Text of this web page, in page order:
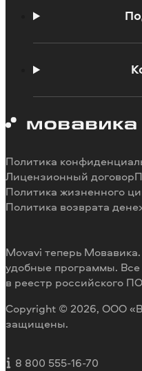
Программы для
Инструкции
Системные
Способы оплаты
Возврат средств
Работа в Мовавике
Отзывы
Разработка
Movavi теперь
удобные программы.
в реестр российского
Copyright © 2026, ООО
защищены.
8 800 555-16-70
Политика
Лицензионный договор
Политика жизненного
Политика возврата